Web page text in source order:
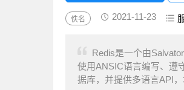
佚名 2021-11-23
Redis是一个由
使用ANSIC语言编写、遵
据库，并提供多语言API